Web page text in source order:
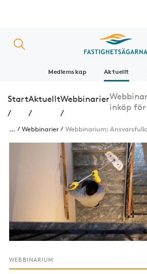
Medlemskap Aktuellt
Start
/
Aktuellt
/
Webbinarier
/
inköp
... Webbinarier Webbinarium:
WEBBINARIUM